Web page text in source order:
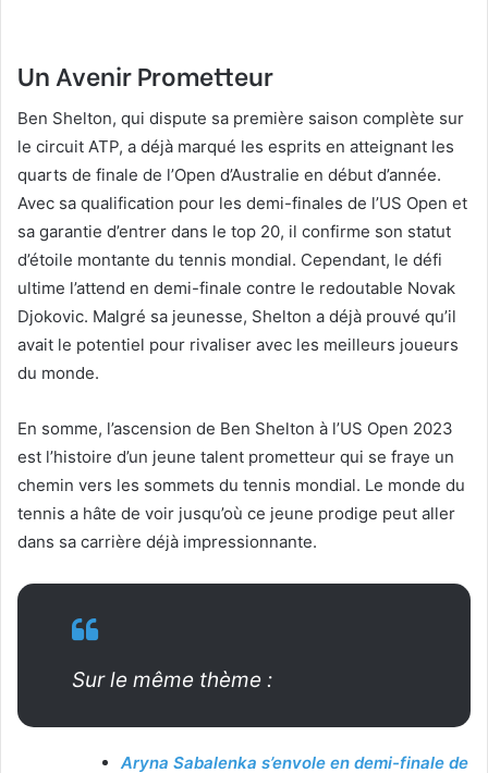
Un Avenir Prometteur
Ben Shelton, qui dispute sa première saison complète sur
le circuit ATP, a déjà marqué les esprits en atteignant les
quarts de finale de l’Open d’Australie en début d’année.
Avec sa qualification pour les demi-finales de l’US Open et
sa garantie d’entrer dans le top 20, il confirme son statut
d’étoile montante du tennis mondial. Cependant, le défi
ultime l’attend en demi-finale contre le redoutable Novak
Djokovic. Malgré sa jeunesse, Shelton a déjà prouvé qu’il
avait le potentiel pour rivaliser avec les meilleurs joueurs
du monde.
En somme, l’ascension de Ben Shelton à l’US Open 2023
est l’histoire d’un jeune talent prometteur qui se fraye un
chemin vers les sommets du tennis mondial. Le monde du
tennis a hâte de voir jusqu’où ce jeune prodige peut aller
dans sa carrière déjà impressionnante.
Sur le même thème :
Aryna Sabalenka s’envole en demi-finale de